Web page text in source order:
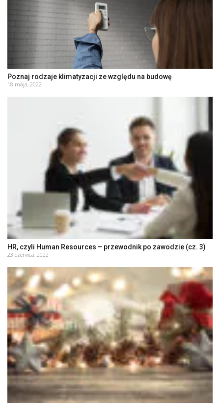
Poznaj rodzaje klimatyzacji ze względu na budowę
18 maja, 2022
HR, czyli Human Resources – przewodnik po zawodzie (cz. 3)
23 czerwca, 2022